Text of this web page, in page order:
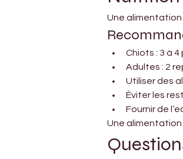
Une
Chiots : 3 à
Adultes : 2
Utiliser des
Éviter les
Fournir de
Une alimentation